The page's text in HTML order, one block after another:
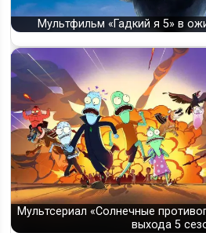
Мультфильм «Гадкий я 5» в
Мультсериал «Солнечные
выхода 5